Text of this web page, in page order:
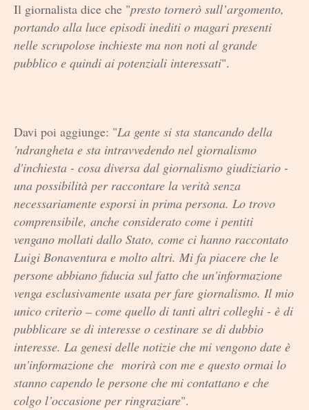
Il giornalista dice che "presto tornerò sull’argomento,
portando alla luce episodi inediti o magari presenti
nelle scrupolose inchieste ma non noti al grande
pubblico e quindi ai potenziali interessati".
Davi poi aggiunge: "La gente si sta stancando della
'ndrangheta e sta intravvedendo nel giornalismo
d'inchiesta - cosa diversa dal giornalismo giudiziario -
una possibilità per raccontare la verità senza
necessariamente esporsi in prima persona. Lo trovo
comprensibile, anche considerato come i pentiti
vengano mollati dallo Stato, come ci hanno raccontato
Luigi Bonaventura e molto altri. Mi fa piacere che le
persone abbiano fiducia sul fatto che un'informazione
venga esclusivamente usata per fare giornalismo. Il mio
unico criterio – come quello di tanti altri colleghi - è di
pubblicare se di interesse o cestinare se di dubbio
interesse. La genesi delle notizie che mi vengono date è
un'informazione che morirà con me e questo ormai lo
stanno capendo le persone che mi contattano e che
colgo l’occasione per ringraziare".